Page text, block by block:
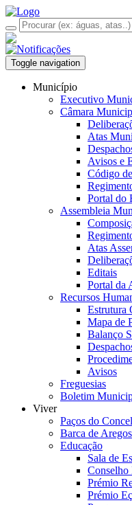
Toggle navigation
Município
Executivo
Câmara
Atas
Avisos e
Código
Portal do
Assembleia
Atas
Editais
Portal da
Recursos
Estrutura
Mapa de
Balanço
Avisos
Freguesias
Boletim
Viver
Paços do
Barca de Aregos
Educação
Sala de
Conselho
Prémio
Prémio